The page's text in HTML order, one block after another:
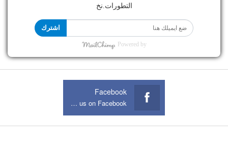
التطورات.نخ
اشترك
Powered by
Facebook
Join us on Facebook